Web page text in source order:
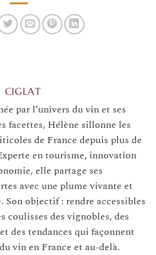
CIGLAT
par l’univers du vin et ses
facettes, Hélène sillonne les
de France depuis plus de
en tourisme, innovation
elle partage ses
avec une plume vivante et
Son objectif : rendre accessibles
coulisses des vignobles, des
des tendances qui façonnent
vin en France et au-delà.